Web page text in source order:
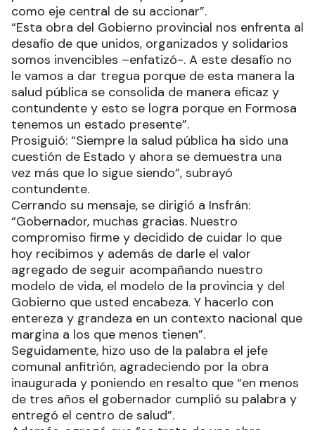
como eje central de su accionar”.
“Esta obra del Gobierno provincial nos enfrenta al
desafío de que unidos, organizados y solidarios
somos invencibles –enfatizó-. A este desafío no
le vamos a dar tregua porque de esta manera la
salud pública se consolida de manera eficaz y
contundente y esto se logra porque en Formosa
tenemos un estado presente”.
Prosiguió: “Siempre la salud pública ha sido una
cuestión de Estado y ahora se demuestra una
vez más que lo sigue siendo”, subrayó
contundente.
Cerrando su mensaje, se dirigió a Insfrán:
“Gobernador, muchas gracias. Nuestro
compromiso firme y decidido de cuidar lo que
hoy recibimos y además de darle el valor
agregado de seguir acompañando nuestro
modelo de vida, el modelo de la provincia y del
Gobierno que usted encabeza. Y hacerlo con
entereza y grandeza en un contexto nacional que
margina a los que menos tienen”.
Seguidamente, hizo uso de la palabra el jefe
comunal anfitrión, agradeciendo por la obra
inaugurada y poniendo en resalto que “en menos
de tres años el gobernador cumplió su palabra y
entregó el centro de salud”.